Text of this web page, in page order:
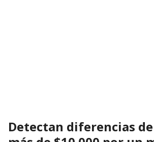
Detectan diferencias